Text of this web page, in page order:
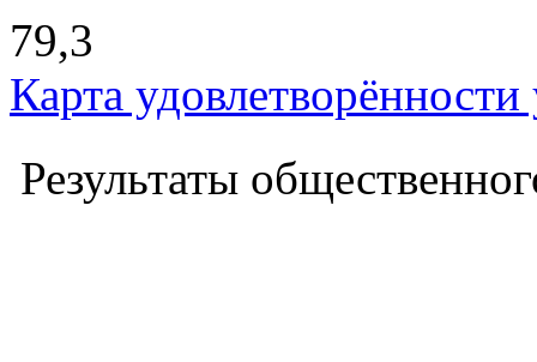
79,3
Карта
Результаты